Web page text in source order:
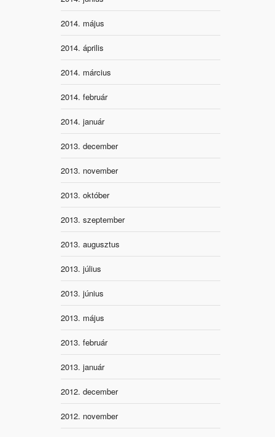
2014. május
2014. április
2014. március
2014. február
2014. január
2013. december
2013. november
2013. október
2013. szeptember
2013. augusztus
2013. július
2013. június
2013. május
2013. február
2013. január
2012. december
2012. november